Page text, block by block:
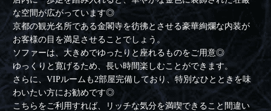
な空間が広がっています◎
京都の観光名所である金閣寺を彷彿とさせる豪華絢爛な内装が
お客様の目を満足させることでしょう。
ソファーは、大きめでゆったりと座れるものをご用意◎
ゆっくりと寛げるため、長い時間楽しむことができます。
さらに、VIPルームも2部屋完備しており、特別なひとときを味
わいたい方にお勧めです◎
こちらをご利用すれば、リッチな気分を満喫できること間違い